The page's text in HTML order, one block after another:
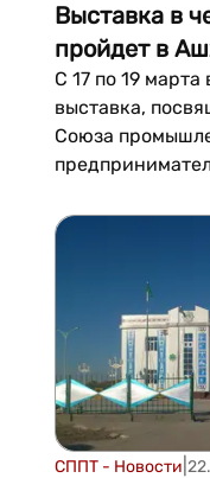
Выставка в
пройдет в
С 17 по 19
выставка,
Союза
демонстрации
TDH. Выставка
Торгово-
Туркменистана...
СППТ - Новости